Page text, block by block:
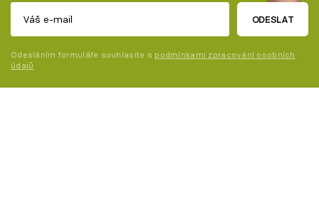
ODESLAT
Odesláním formuláře souhlasíte s podmínkami zpracování osobních
údajů